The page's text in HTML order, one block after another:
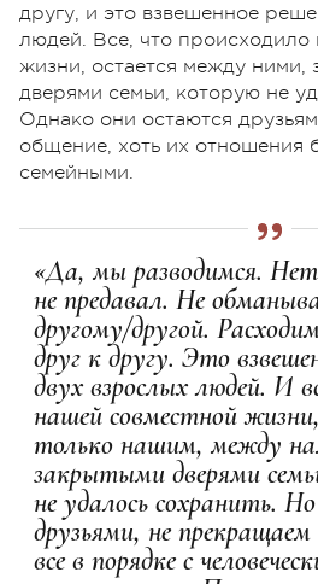
другу, и это взвешенное
людей. Все, что происходило
жизни, остается между ними,
дверями семьи, которую не
Однако они остаются
общение, хоть их отношения
семейными.
«Да, мы разводимся.
не предавал. Не
другому/другой.
друг к другу. Это
двух взрослых людей. И
нашей совместной
только нашим, между
закрытыми дверями
не удалось сохранить.
друзьями, не
все в порядке с